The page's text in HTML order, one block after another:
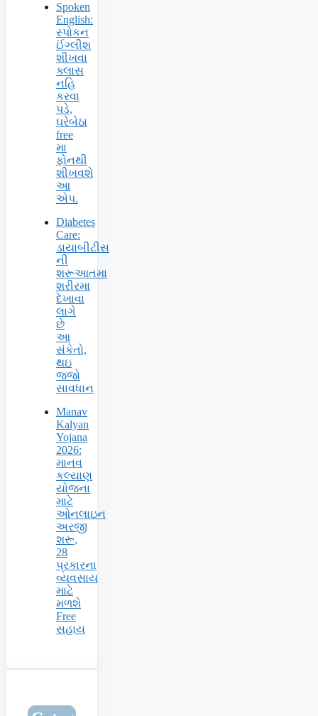
Spoken
English:
સ્પોકન
ઈંગ્લીશ
શીખવા
ક્લાસ
નહિ
કરવા
પડે,
ઘરેબેઠા
free
મા
ફોનથી
શીખવશે
આ
એપ.
Diabetes
Care:
ડાયાબીટીસ
ની
શરૂઆતમા
શરીરમા
દેખાવા
લાગે
છે
આ
સંકેતો,
થઇ
જજો
સાવધાન
Manav
Kalyan
Yojana
2026:
માનવ
કલ્યાણ
યોજના
માટે
ઓનલાઇન
અરજી
શરૂ,
28
પ્રકારના
વ્યવસાય
માટે
મળશે
Free
સહાય